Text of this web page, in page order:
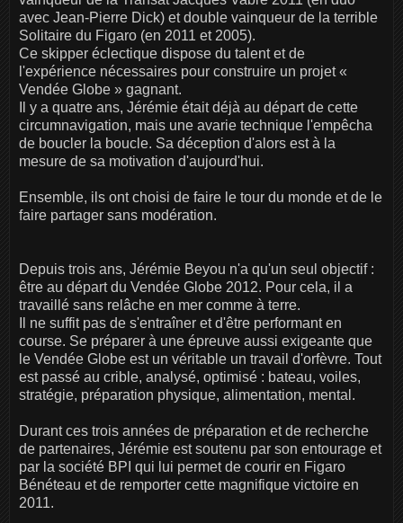
avec Jean-Pierre Dick) et double vainqueur de la terrible
Solitaire du Figaro (en 2011 et 2005).
Ce skipper éclectique dispose du talent et de
l'expérience nécessaires pour construire un projet «
Vendée Globe » gagnant.
Il y a quatre ans, Jérémie était déjà au départ de cette
circumnavigation, mais une avarie technique l'empêcha
de boucler la boucle. Sa déception d'alors est à la
mesure de sa motivation d'aujourd'hui.
Ensemble, ils ont choisi de faire le tour du monde et de le
faire partager sans modération.
Depuis trois ans, Jérémie Beyou n'a qu'un seul objectif :
être au départ du Vendée Globe 2012. Pour cela, il a
travaillé sans relâche en mer comme à terre.
Il ne suffit pas de s'entraîner et d'être performant en
course. Se préparer à une épreuve aussi exigeante que
le Vendée Globe est un véritable un travail d'orfèvre. Tout
est passé au crible, analysé, optimisé : bateau, voiles,
stratégie, préparation physique, alimentation, mental.
Durant ces trois années de préparation et de recherche
de partenaires, Jérémie est soutenu par son entourage et
par la société BPI qui lui permet de courir en Figaro
Bénéteau et de remporter cette magnifique victoire en
2011.